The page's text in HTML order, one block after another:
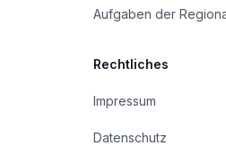
Aufgaben der
Rechtliches
Impressum
Datenschutz